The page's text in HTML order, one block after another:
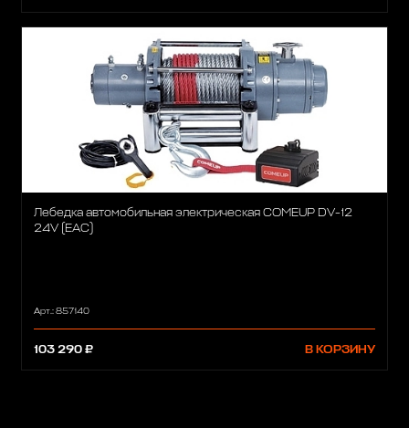
Лебедка автомобильная электрическая COMEUP DV-12
24V (EAC)
Арт.: 857140
103 290 ₽ В КОРЗИНУ